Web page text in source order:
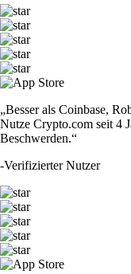
„Besser als Coinbase,
Nutze Crypto.com seit 4
Beschwerden.“
-Verifizierter Nutzer